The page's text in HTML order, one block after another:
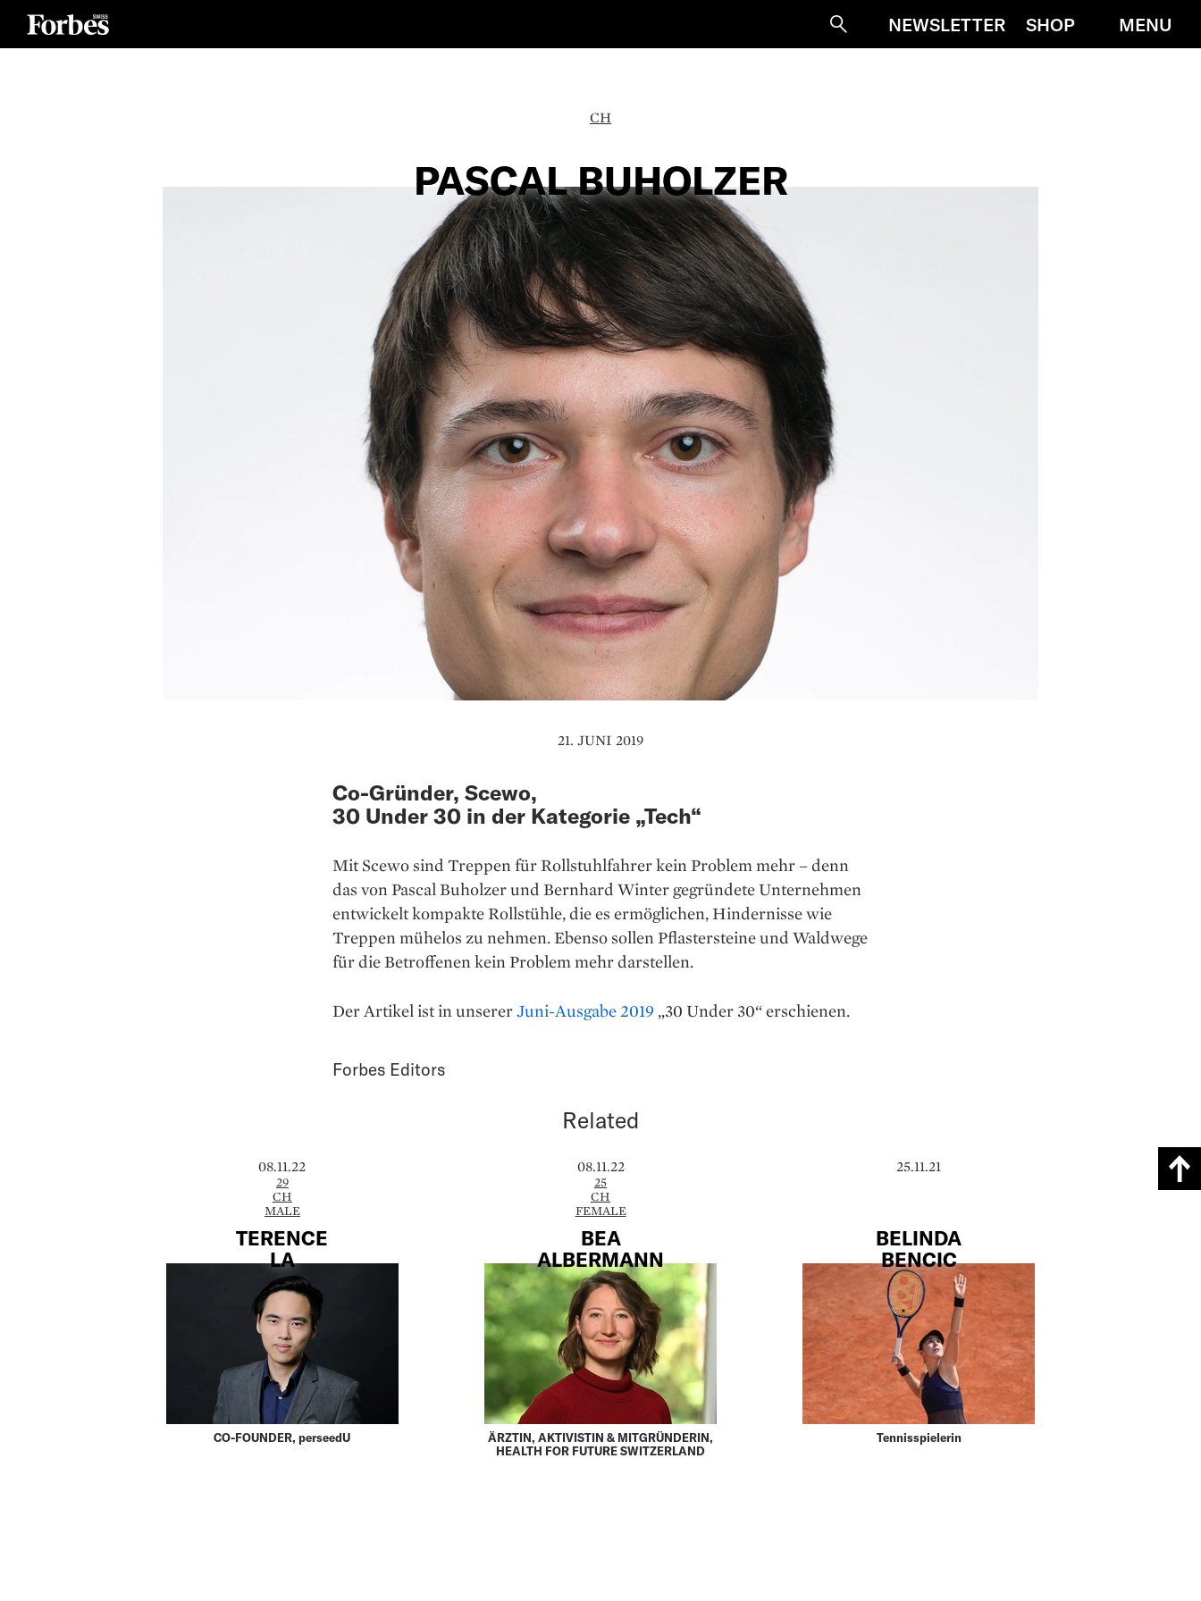
SucheNEWSLETTER SHOP MENU
CH
PASCAL BUHOLZER
21. JUNI 2019
Co-Gründer, Scewo,
30 Under 30 in der Kategorie „Tech“
Mit Scewo sind Treppen für Rollstuhlfahrer kein Problem mehr – denn
das von Pascal Buholzer und Bernhard Winter gegründete Unternehmen
entwickelt kompakte Rollstühle, die es ermöglichen, Hindernisse wie
Treppen mühelos zu nehmen. Ebenso sollen Pflastersteine und Waldwege
für die Betroffenen kein Problem mehr darstellen.
Der Artikel ist in unsererJuni-Ausgabe 2019 „30 Under 30“ erschienen.
Forbes Editors
Related
08.11.22
29
CH
MALE
TERENCE
LA
CO-FOUNDER, perseedU
08.11.22
25
CH
FEMALE
BEA
ALBERMANN
ÄRZTIN, AKTIVISTIN & MITGRÜNDERIN,
HEALTH FOR FUTURE SWITZERLAND
25.11.21
BELINDA
BENCIC
Tennisspielerin